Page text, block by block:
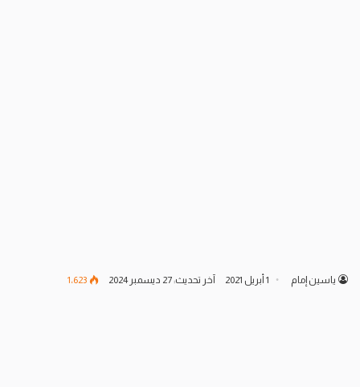
ياسين إمام 1 أبريل 2021 آخر تحديث: 27 ديسمبر 2024 1٬623